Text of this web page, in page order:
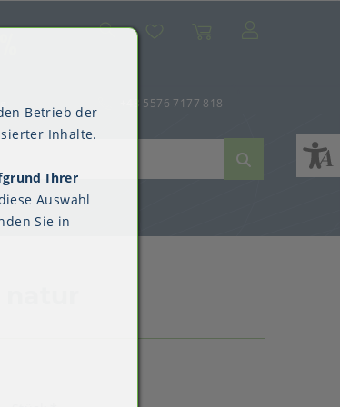
Clark™
SucheWunschliste
+43 5576 7177 818
Betrieb der
Inhalte.
Ihrer
Auswahl
Sie in